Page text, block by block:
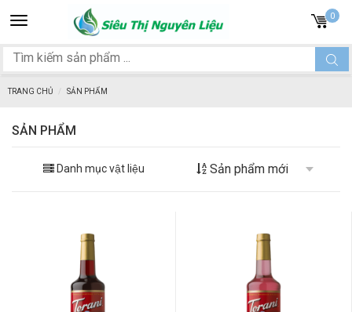
Toggle
navigation
0
TRANG CHỦ SẢN PHẨM
SẢN PHẨM
Danh mục vật liệu